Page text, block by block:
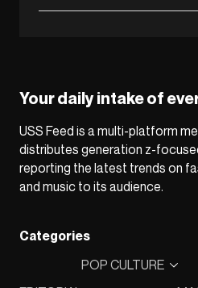
Your daily intake of
USS Feed is a multi-platform
distributes generation z-
reporting the latest trends on
and music to its audience.
Categories
POP CULTURE